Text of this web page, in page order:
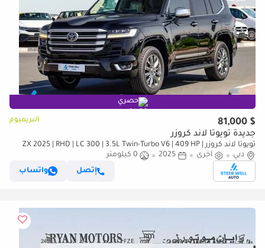
حصري
$ 81,000 البريميوم
جديدة تويوتا لاند كروزر
تويوتا لاند كروزر ZX 2025 | RHD | LC 300 | 3.5L Twin-Turbo V6 | 409 HP |
4WD | For Export
دبي أخرى 2025
0 كيلومتر
إتصل
واتساب